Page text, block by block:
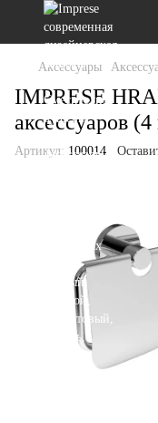
Аксессуары
IMPRESE
аксессуаров
Артикул: 100014